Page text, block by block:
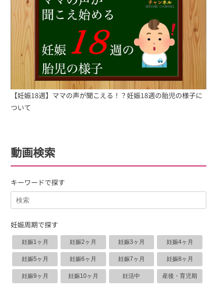
【妊娠18週】ママの声が聞こえる！？妊娠18週の胎児の様子に
ついて
動画検索
キーワードで探す
妊娠周期で探す
妊娠1ヶ月 妊娠2ヶ月 妊娠3ヶ月 妊娠4ヶ月
妊娠5ヶ月 妊娠6ヶ月 妊娠7ヶ月 妊娠8ヶ月
妊娠9ヶ月 妊娠10ヶ月 妊活中 産後・育児期